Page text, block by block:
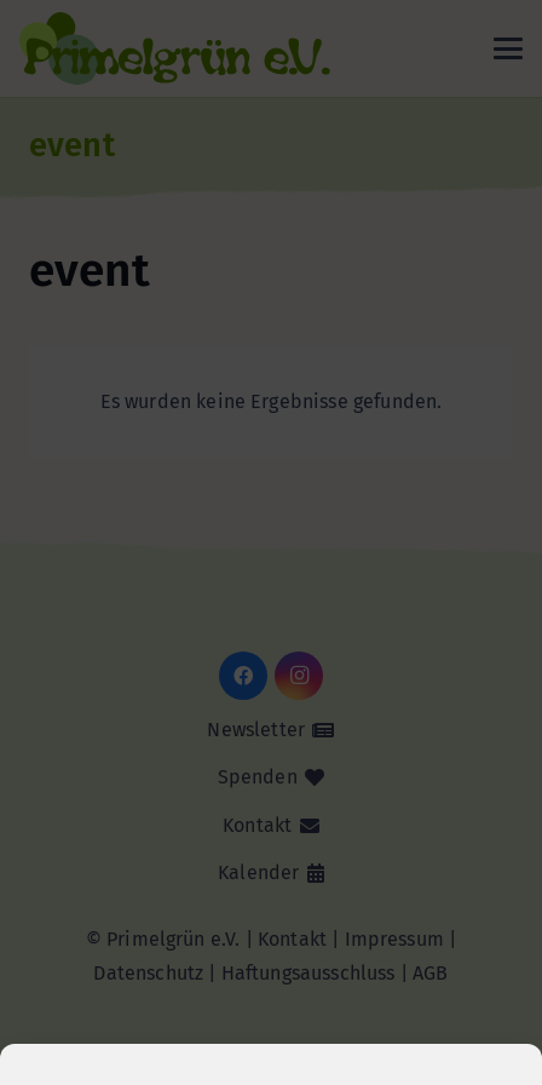
event
event
Es wurden keine Ergebnisse gefunden.
Newsletter
Spenden
Kontakt
Kalender
© Primelgrün e.V. | Kontakt Impressum
Datenschutz
Haftungsausschluss |AGB